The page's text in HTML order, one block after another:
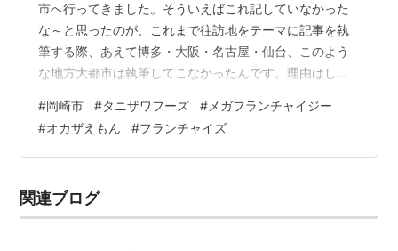
市へ行ってきました。そういえばこれ記していなかった
な～と思ったのが、これまで往訪地をテーマに記事を執
筆する際、あえて博多・大阪・名古屋・仙台、このよう
な地方大都市は執筆してこなかったんです。理由はしょ
と。笑 とはいえ、そういう大きい都市から少し移動する
と自分の中でもまだまだ新鮮だったりするので、そうい
うケースは書いていこうと思い、今回です。まあ岡崎市
2回くらいしか行ったことがなく、そこまで魅力を深堀で
きていなかったので、これを機に少し調べてみま…
#岡崎市 #タニザワフーズ # メガフランチャイジー
#オカザえもん #フランチャイズ
関連ブログ